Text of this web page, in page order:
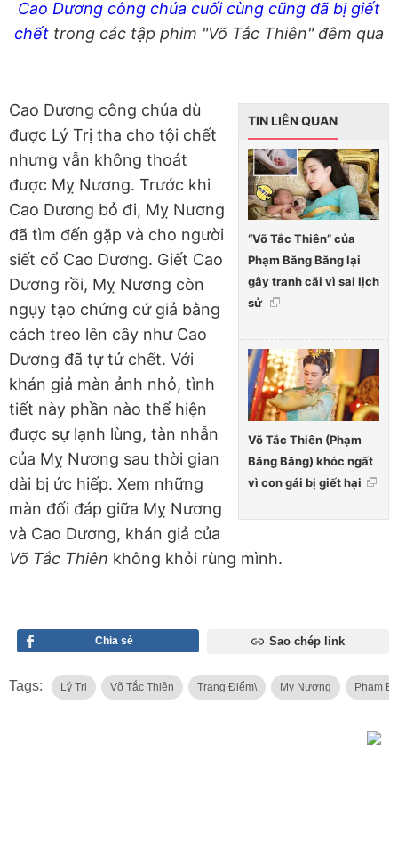
Cao Dương công chúa cuối cùng cũng đã bị giết
chết trong các tập phim "Võ Tắc Thiên" đêm qua
TIN LIÊN QUAN
“Võ Tắc Thiên” của
Phạm Băng Băng lại
gây tranh cãi vì sai lịch
sử
Võ Tắc Thiên (Phạm
Băng Băng) khóc ngất
vì con gái bị giết hại
Cao Dương công chúa dù
được Lý Trị tha cho tội chết
nhưng vẫn không thoát
được Mỵ Nương. Trước khi
Cao Dương bỏ đi, Mỵ Nương
đã tìm đến gặp và cho người
siết cổ Cao Dương. Giết Cao
Dương rồi, Mỵ Nương còn
ngụy tạo chứng cứ giả bằng
cách treo lên cây như Cao
Dương đã tự tử chết. Với
khán giả màn ảnh nhỏ, tình
tiết này phần nào thể hiện
được sự lạnh lùng, tàn nhẫn
của Mỵ Nương sau thời gian
dài bị ức hiếp. Xem những
màn đối đáp giữa Mỵ Nương
và Cao Dương, khán giả của
Võ Tắc Thiên không khỏi rùng mình.
Chia sẻ Sao chép link
Tags: Lý Trị Võ Tắc Thiên Trang Điểm\ Mỵ Nương Pham